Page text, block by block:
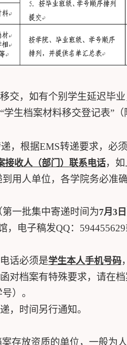
交，如有个别学生延迟毕
生档案材料移交登记表”（
，根据EMS转递要求，必
接收人（部门）联系电话， 如
用人单位，各学院务必准
一批集中寄递时间为7月 3 日
，电子稿发QQ： 594455629
话必须是学生本人手机号码
对档案有特殊要求，请在
）。
，时间另行通知。
存放资质的单位，一般为